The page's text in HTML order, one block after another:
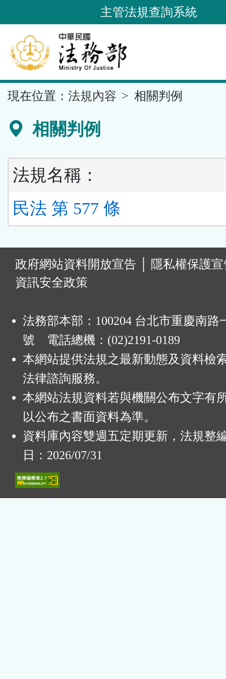
到
要
內
容
區
主管法規查詢系統
現在位置： 法規內容 相關判例
相關判例
法規名稱：
民法 第 577 條
政府網站資料開放宣告
隱私權保護
資訊安全政策
法務部本部：100204 台北市重慶南路
號 電話總機：(02)2191-0189
本網站提供法規之最新動態及資料檢
法律諮詢服務。
本網站法規資料若與機關公布文字有
以公布之書面資料為準。
資料庫內容雙週五定期更新，法規整
日：2026/07/31